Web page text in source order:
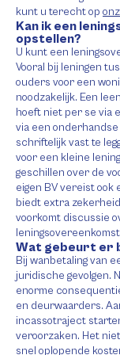
kunt u terecht op
Kan ik een
opstellen?
U kunt een
Vooral bij leningen
ouders voor een
noodzakelijk. Een
hoeft niet per se via
via een
schriftelijk vast te
voor een kleine
geschillen over de
eigen BV vereist ook
biedt extra
voorkomt discussie
Wat gebeurt er
Bij wanbetaling van
juridische gevolgen.
enorme
en deurwaarders.
incassotraject
veroorzaken. Het
snel oplopende